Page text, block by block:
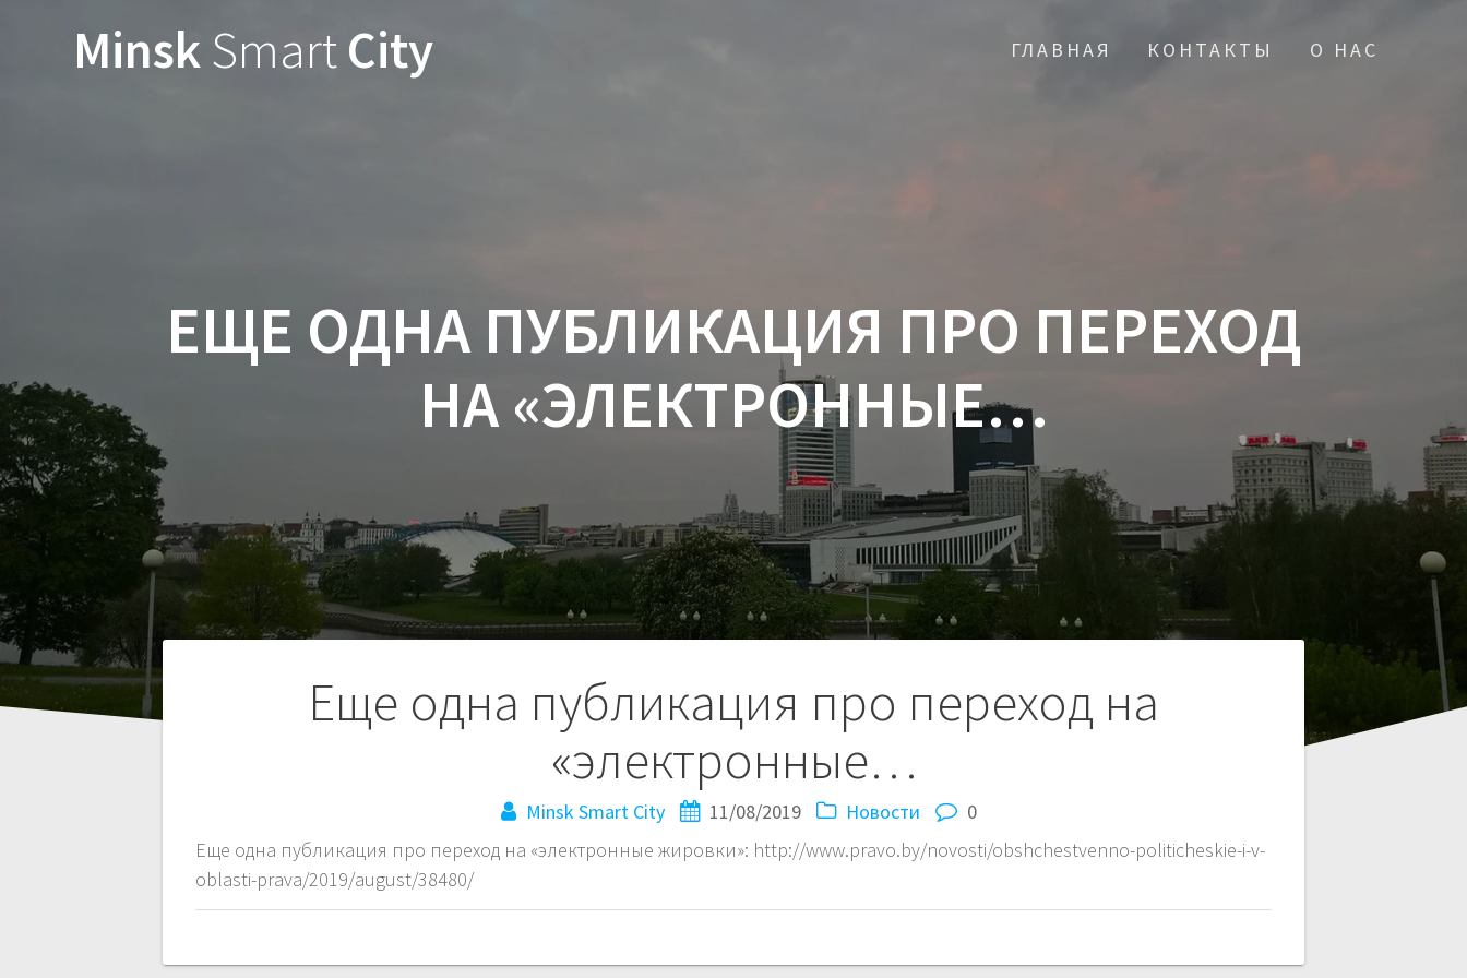
MinskSmartCity ГЛАВНАЯ КОНТАКТЫ О НАС
ЕЩЕ ОДНА ПУБЛИКАЦИЯ ПРО ПЕРЕХОД
НА «ЭЛЕКТРОННЫЕ…
Еще одна публикация про переход на
«электронные…
Minsk Smart City 11/08/2019 Новости
0
Еще одна публикация про переход на «электронные жировки»: http://www.pravo.by/novosti/obshchestvenno-politicheskie-i-v-
oblasti-prava/2019/august/38480/
Навигация